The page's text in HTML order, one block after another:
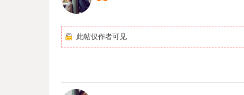
此帖仅作者可见